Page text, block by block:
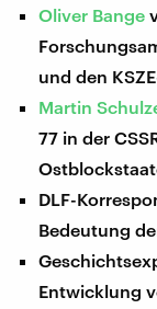
Oliver Bange
und den
Martin
77 in der
DLF-
Bedeutung
Entwicklung